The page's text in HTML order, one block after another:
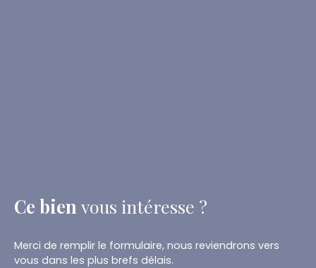
Ce bien vous intéresse ?
Merci de remplir le formulaire, nous reviendrons vers
vous dans les plus brefs délais.